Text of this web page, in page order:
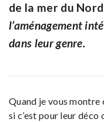
de la mer du
l’aménagement
dans leur genre.
Quand je vous montre
si c’est pour leur déco